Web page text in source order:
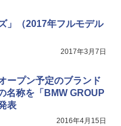
」（2017年フルモデル
2017年3月7日
ープン予定のブランド
名称を「BMW GROUP
表
2016年4月15日